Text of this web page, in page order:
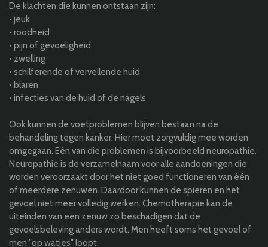
De klachten die kunnen ontstaan zijn:
• jeuk
• roodheid
• pijn of gevoeligheid
• zwelling
• schilferende of vervellende huid
• blaren
• infecties van de huid of de nagels
Ook kunnen de voetproblemen blijven bestaan na de
behandeling tegen kanker. Hier moet zorgvuldig mee worden
omgegaan. Eén van die problemen is bijvoorbeeld neuropathie.
Neuropathie is de verzamelnaam voor alle aandoeningen die
worden veroorzaakt door het niet goed functioneren van één
of meerdere zenuwen. Daardoor kunnen de spieren en het
gevoel niet meer volledig werken. Chemotherapie kan de
uiteinden van een zenuw zo beschadigen dat de
gevoelsbeleving anders wordt. Men heeft soms het gevoel of
men "op watjes" loopt.